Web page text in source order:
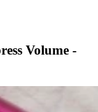
Volume -